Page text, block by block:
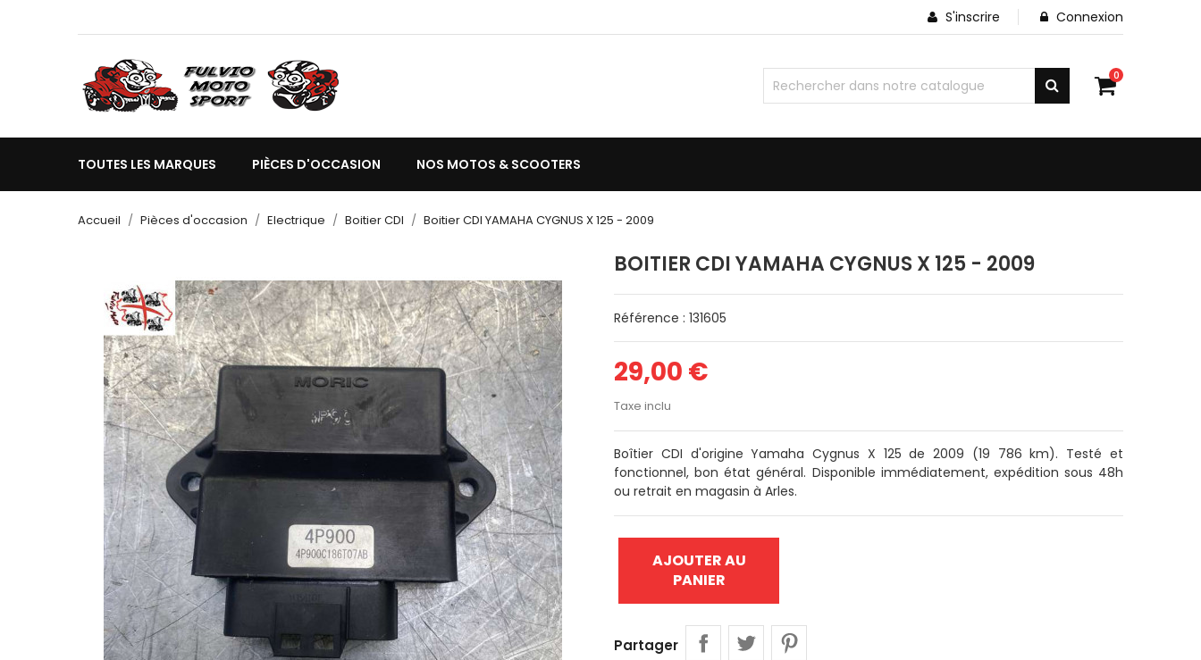
S'inscrire Connexion
0
TOUTES LES MARQUES PIÈCES D'OCCASION NOS MOTOS & SCOOTERS
Accueil Pièces d'occasion Electrique Boitier CDI Boitier CDI YAMAHA CYGNUS X 125 - 2009
BOITIER CDI YAMAHA CYGNUS X 125 - 2009
Référence : 131605
29,00 €
Taxe inclu
Boîtier CDI d'origine Yamaha Cygnus X 125 de 2009 (19 786 km). Testé et
fonctionnel, bon état général. Disponible immédiatement, expédition sous 48h
ou retrait en magasin à Arles.
AJOUTER AU
PANIER
Partager